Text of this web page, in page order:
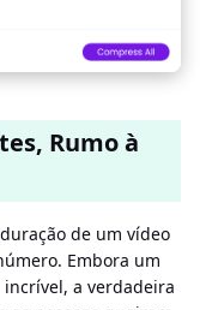
Rumo à
de um vídeo
Embora um
a verdadeira